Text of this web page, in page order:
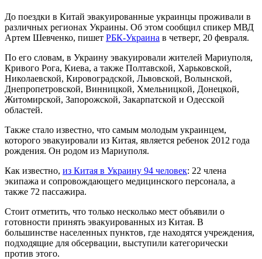
До поездки в Китай эвакуированные украинцы проживали в
различных регионах Украины. Об этом сообщил спикер МВД
Артем Шевченко, пишет РБК-Украина в четверг, 20 февраля.
По его словам, в Украину эвакуировали жителей Мариуполя,
Кривого Рога, Киева, а также Полтавской, Харьковской,
Николаевской, Кировоградской, Львовской, Волынской,
Днепропетровской, Винницкой, Хмельницкой, Донецкой,
Житомирской, Запорожской, Закарпатской и Одесской
областей.
Также стало известно, что самым молодым украинцем,
которого эвакуировали из Китая, является ребенок 2012 года
рождения. Он родом из Мариуполя.
Как известно, из Китая в Украину 94 человек: 22 члена
экипажа и сопровождающего медицинского персонала, а
также 72 пассажира.
Стоит отметить, что только несколько мест объявили о
готовности принять эвакуированных из Китая. В
большинстве населенных пунктов, где находятся учреждения,
подходящие для обсервации, выступили категорически
против этого.